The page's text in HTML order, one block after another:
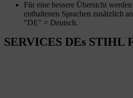
Für eine bessere Übersicht
enthaltenen Sprachen zusätzlich
"DE" = Deutsch.
SERVICES DEs STIHL